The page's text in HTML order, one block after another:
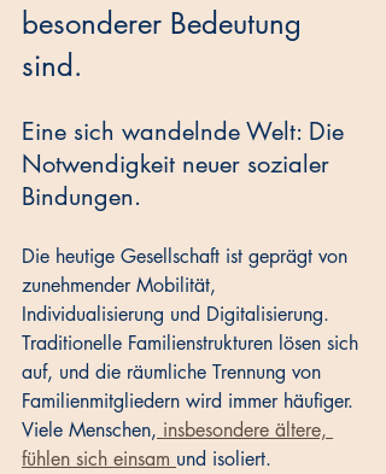
besonderer Bedeutung
sind.
Eine sich wandelnde Welt: Die
Notwendigkeit neuer sozialer
Bindungen.
Die heutige Gesellschaft ist geprägt von
zunehmender Mobilität,
Individualisierung und Digitalisierung.
Traditionelle Familienstrukturen lösen sich
auf, und die räumliche Trennung von
Familienmitgliedern wird immer häufiger.
Viele Menschen, insbesondere ältere,
fühlen sich einsam und isoliert.